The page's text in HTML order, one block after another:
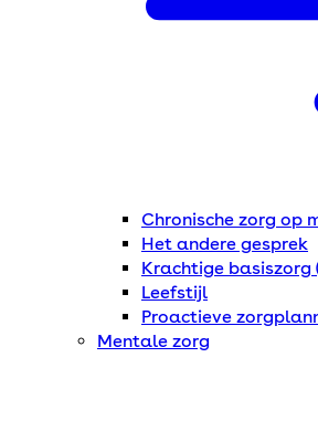
Chronische zorg op
Het andere gesprek
Krachtige basiszorg
Leefstijl
Proactieve
Mentale zorg